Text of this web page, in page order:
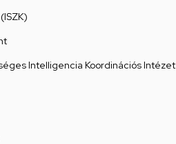
Intelligencia Koordinációs Intézet